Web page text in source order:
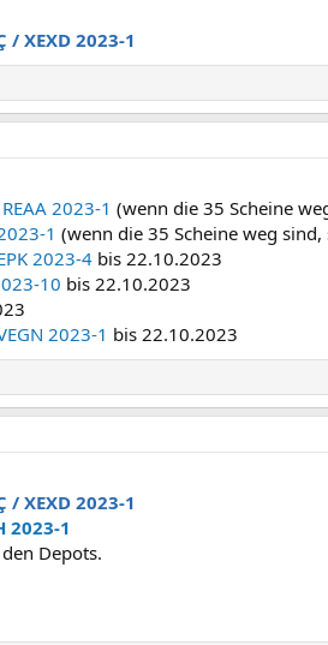
/ XEXD 2023-1
2023-1 (wenn die 35 Scheine
1 (wenn die 35 Scheine weg
2023-4 bis 22.10.2023
10 bis 22.10.2023
2023-1 bis 22.10.2023
/ XEXD 2023-1
2023-1
Depots.